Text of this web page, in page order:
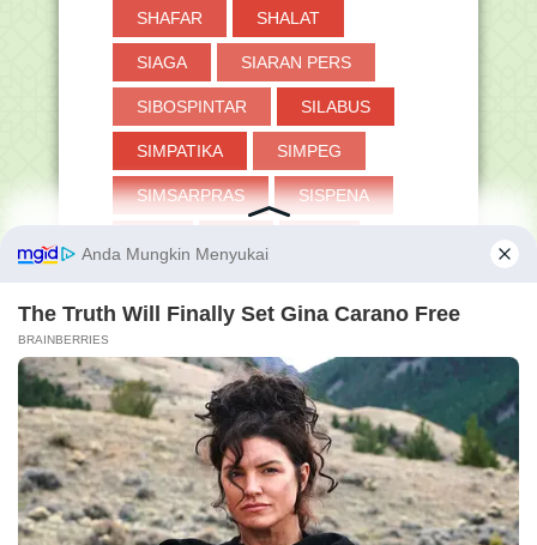
SHAFAR SHALAT
SIAGA SIARAN PERS
SIBOSPINTAR SILABUS
SIMPATIKA SIMPEG
SIMSARPRAS SISPENA
SURAT EDARAN
SYA'BAN SYAIR
SYAWAL TANYA-JAWAB
TAPERA TASAWUF
TAUHID THAHARAH